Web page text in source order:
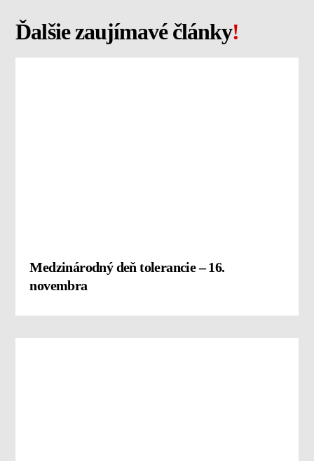
Ďalšie zaujímavé články!
Medzinárodný deň tolerancie – 16.
novembra